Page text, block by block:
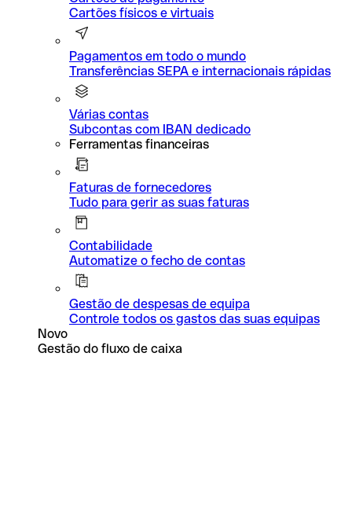
Cartões físicos e virtuais
Pagamentos em todo o mundo
Transferências SEPA e internacionais rápidas
Várias contas
Subcontas com IBAN dedicado
Ferramentas financeiras
Faturas de fornecedores
Tudo para gerir as suas faturas
Contabilidade
Automatize o fecho de contas
Gestão de despesas de equipa
Controle todos os gastos das suas equipas
Novo
Gestão do fluxo de caixa